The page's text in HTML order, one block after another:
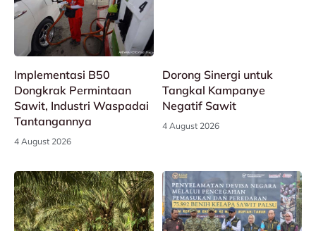
Implementasi B50
Dongkrak Permintaan
Sawit, Industri Waspadai
Tantangannya
4 August 2026
Dorong Sinergi untuk
Tangkal Kampanye
Negatif Sawit
4 August 2026